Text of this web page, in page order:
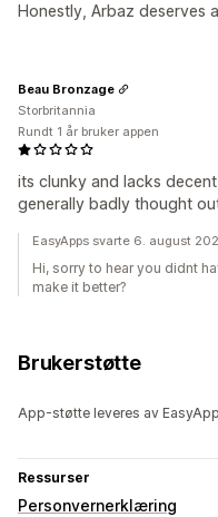
Honestly, Arbaz deserves
its clunky and lacks
generally badly thought
Beau Bronzage
Storbritannia
Rundt 1 år bruker appen
EasyApps svarte 6. august
Hi, sorry to hear you didnt
make it better?
Brukerstøtte
App-støtte leveres av
Ressurser
Personvernerklæring